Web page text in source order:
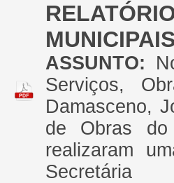
ASSUNTO:
Serviços,
Damasceno,
de Obras do
realizaram
Secretária